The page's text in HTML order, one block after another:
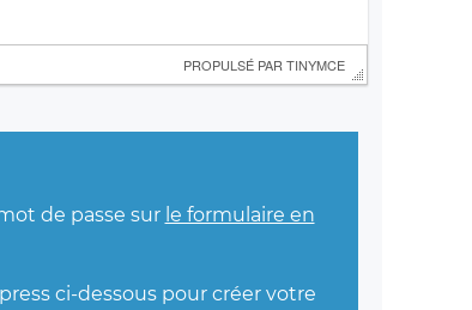
PROPULSÉ PAR TINYMCE
de passe sur le formulaire en
ci-dessous pour créer votre